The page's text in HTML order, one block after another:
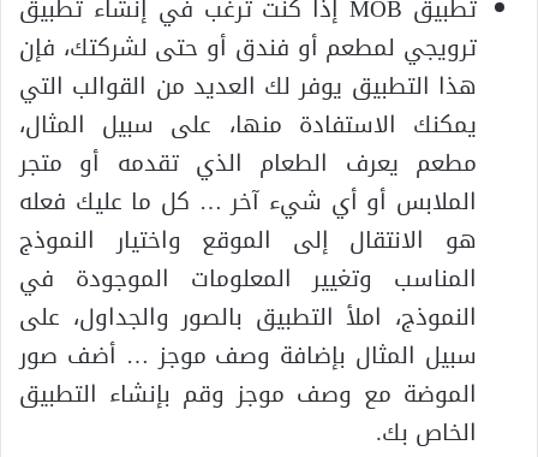
تطبيق MOB إذا كنت ترغب في إنشاء تطبيق
ترويجي لمطعم أو فندق أو حتى لشركتك، فإن
هذا التطبيق يوفر لك العديد من القوالب التي
يمكنك الاستفادة منها، على سبيل المثال،
مطعم يعرف الطعام الذي تقدمه أو متجر
الملابس أو أي شيء آخر … كل ما عليك فعله
هو الانتقال إلى الموقع واختيار النموذج
المناسب وتغيير المعلومات الموجودة في
النموذج، املأ التطبيق بالصور والجداول، على
سبيل المثال بإضافة وصف موجز … أضف صور
الموضة مع وصف موجز وقم بإنشاء التطبيق
الخاص بك.